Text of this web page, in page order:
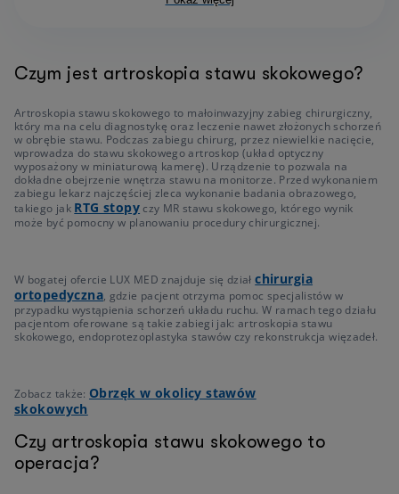
Czym jest artroskopia stawu skokowego?
Artroskopia stawu skokowego to małoinwazyjny zabieg chirurgiczny,
który ma na celu diagnostykę oraz leczenie nawet złożonych schorzeń
w obrębie stawu. Podczas zabiegu chirurg, przez niewielkie nacięcie,
wprowadza do stawu skokowego artroskop (układ optyczny
wyposażony w miniaturową kamerę). Urządzenie to pozwala na
dokładne obejrzenie wnętrza stawu na monitorze. Przed wykonaniem
zabiegu lekarz najczęściej zleca wykonanie badania obrazowego,
takiego jak RTG stopy czy MR stawu skokowego, którego wynik
może być pomocny w planowaniu procedury chirurgicznej.
W bogatej ofercie LUX MED znajduje się działchirurgia
ortopedyczna, gdzie pacjent otrzyma pomoc specjalistów w
przypadku wystąpienia schorzeń układu ruchu. W ramach tego działu
pacjentom oferowane są takie zabiegi jak: artroskopia stawu
skokowego, endoprotezoplastyka stawów czy rekonstrukcja więzadeł.
Zobacz także: Obrzęk w okolicy stawów
skokowych
Czy artroskopia stawu skokowego to
operacja?